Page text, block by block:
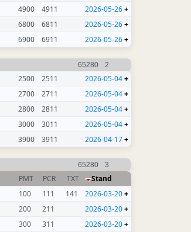
4900 4911 2026-05-26+
6800 6811 2026-05-26+
6900 6911 2026-05-26+
65280 2
2500 2511 2026-05-04+
2700 2711 2026-05-04+
2800 2811 2026-05-04+
3000 3011 2026-05-04+
3900 3911 2026-04-17+
65280 3
PMT PCR TXT
Stand
100 111 141 2026-03-20+
200 211 2026-03-20+
300 311 2026-03-20+